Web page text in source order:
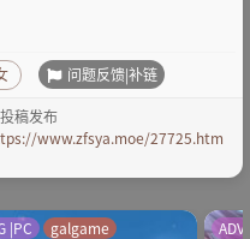
问题反馈|补链
投稿发布
www.zfsya.moe/27725.htm
|PC galgame ADV